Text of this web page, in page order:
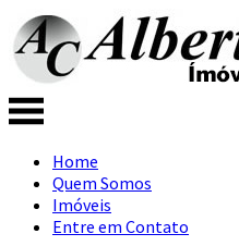
Home
Quem Somos
Imóveis
Entre em Contato